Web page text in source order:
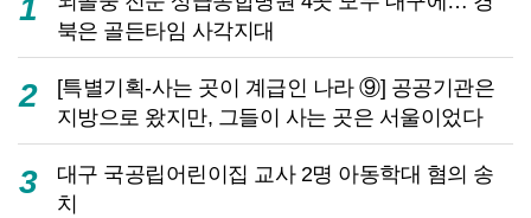
1
북은 골든타임 사각지대
2
[특별기획-사는 곳이 계급인 나라 ⑨] 공공기관은
지방으로 왔지만, 그들이 사는 곳은 서울이었다
3
대구 국공립어린이집 교사 2명 아동학대 혐의 송
치